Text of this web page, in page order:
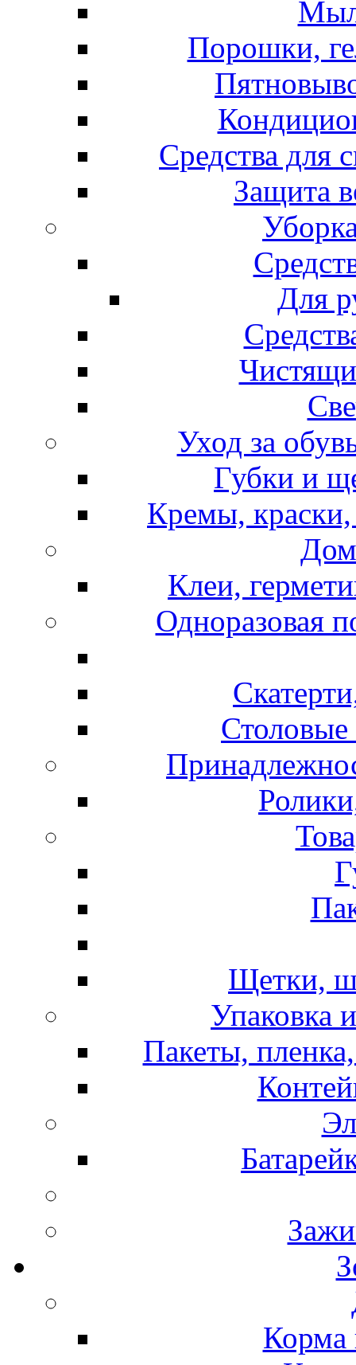
Порошки,
Средства для
Защита
Для
Уход за
Губки и
Кремы, краски,
Клеи,
Одноразовая
Щетки,
Упаковка
Пакеты,
Корма